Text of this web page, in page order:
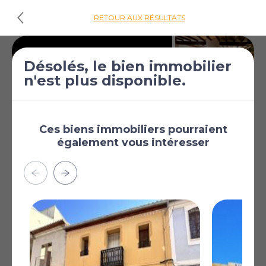
RETOUR AUX RÉSULTATS
Maison de ville de 4
chambres à vendre
à Pego
€299 000
Désolés, le bien immobilier
n'est plus disponible.
Ces biens immobiliers pourraient
également vous intéresser